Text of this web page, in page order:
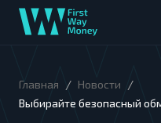
Главная / Новости /
Выбирайте безопасный